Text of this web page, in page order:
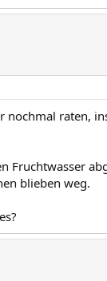
nochmal raten,
Fruchtwasser
blieben weg.